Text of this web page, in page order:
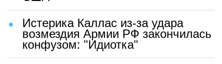
Истерика Каллас из-за удара
возмездия Армии РФ закончилась
конфузом: "Идиотка"